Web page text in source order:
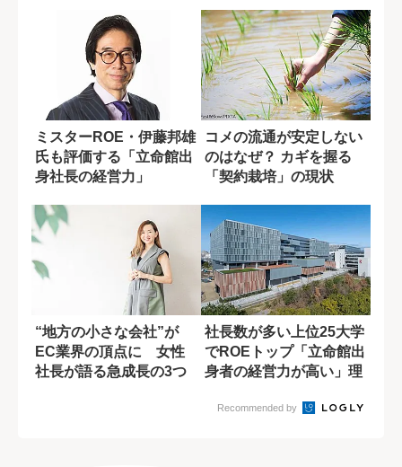
ミスターROE・伊藤邦雄
氏も評価する「立命館出
身社長の経営力」
コメの流通が安定しない
のはなぜ？ カギを握る
「契約栽培」の現状
“地方の小さな会社”が
EC業界の頂点に 女性
社長が語る急成長の3つ
社長数が多い上位25大学
でROEトップ「立命館出
身者の経営力が高い」理
Recommended by